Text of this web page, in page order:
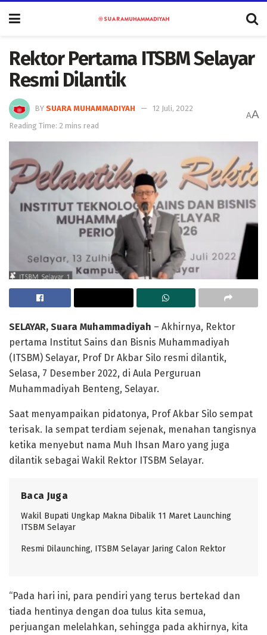
Rektor Pertama ITSBM Selayar
Resmi Dilantik
BY SUARA MUHAMMADIYAH
12 Juli, 2022
Reading Time: 2 mins read
AA
SELAYAR, Suara Muhammadiyah – Akhirnya, Rektor
pertama Institut Sains dan Bisnis Muhammadiyah
(ITSBM) Selayar, Prof Dr Akbar Silo resmi dilantik,
Selasa, 7 Desember 2022, di Aula Perguruan
Muhammadiyah Benteng, Selayar.
Saat menyampaikan pidatonya, Prof Akbar Silo sempat
terisak. Ia sempat terdiam sejenak, menahan tangisnya
ketika menyebut nama Muh Ihsan Maro yang juga
dilantik sebagai Wakil Rektor ITSBM Selayar.
Baca Juga
Wakil Bupati Ungkap Makna Dibalik 11 Maret Launching
ITSBM Selayar
Resmi Dilaunching, ITSBM Selayar Jaring Calon Rektor
“Pada hari ini, para pendiri yang terus bertekad dan
tiada hentinya dengan doa tulus kita semua,
perjuangan melelahkan, sehingga pada akhirnya, kita